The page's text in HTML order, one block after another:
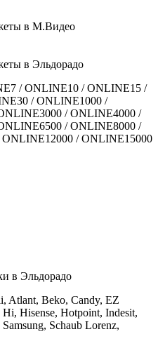
в М.Видео
в Эльдорадо
/ ONLINE10 / ONLINE15 /
/ ONLINE1000 /
/ ONLINE4000 /
/ ONLINE8000 /
/ ONLINE15000
в Эльдорадо
Atlant, Beko, Candy, EZ
Hisense, Hotpoint, Indesit,
Schaub Lorenz,